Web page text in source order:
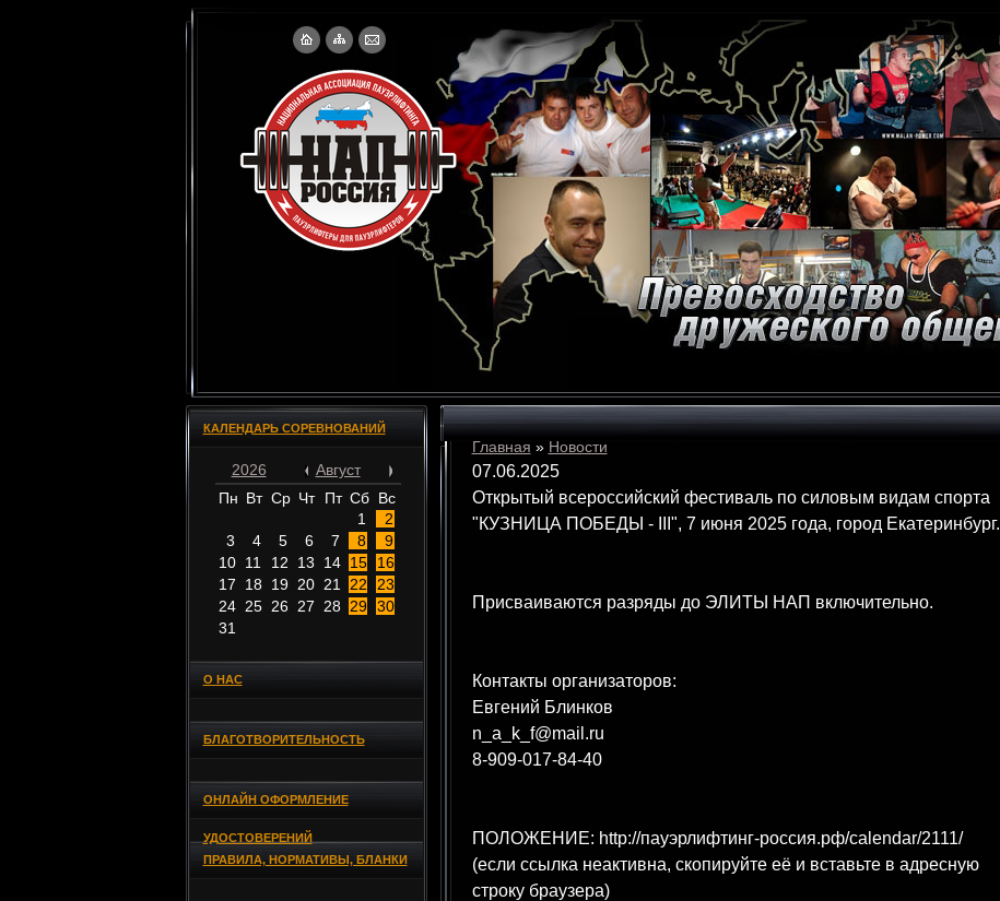
КАЛЕНДАРЬ СОРЕВНОВАНИЙ
2026
Август
Пн Вт Ср Чт Пт Сб Вс
1
2
3
4 5 6 7 8
9
10 11 12 13 14 15
16
17
18 19 20 21 22
23
24 25 26 27 28 29 30
31
О НАС
БЛАГОТВОРИТЕЛЬНОСТЬ
ОНЛАЙН ОФОРМЛЕНИЕ
УДОСТОВЕРЕНИЙ
ПРАВИЛА, НОРМАТИВЫ, БЛАНКИ
Главная » Новости
07.06.2025
Открытый всероссийский фестиваль по силовым видам спорта
"КУЗНИЦА ПОБЕДЫ - III", 7 июня 2025 года, город Екатеринбург.
Присваиваются разряды до ЭЛИТЫ НАП включительно.
Контакты организаторов:
Евгений Блинков
n_a_k_f@mail.ru
8-909-017-84-40
ПОЛОЖЕНИЕ: http://пауэрлифтинг-россия.рф/calendar/2111/
(если ссылка неактивна, скопируйте её и вставьте в адресную
строку браузера)